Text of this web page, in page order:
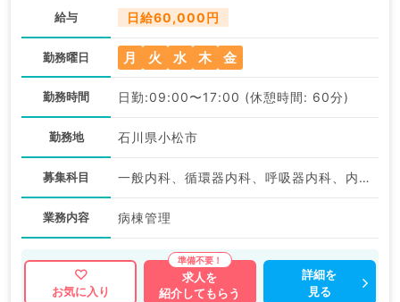
給与 日給60,000円
勤務曜日 月 火 水 木 金
勤務時間 日勤:09:00〜17:00 (休憩時間: 60分)
勤務地 石川県小松市
募集科目 一般内科、循環器内科、呼吸器内科、内分泌・代謝内科、腎臓内科、老年内科
業務内容 病棟管理
お気に入り
求人を
紹介してもらう
詳細を
見る